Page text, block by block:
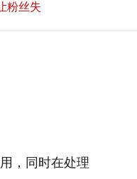
粉丝失
粉丝失
，同时在处理